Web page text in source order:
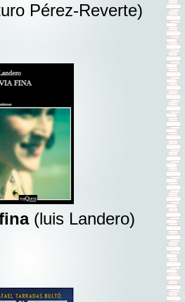
Pérez-Reverte)
(luis Landero)